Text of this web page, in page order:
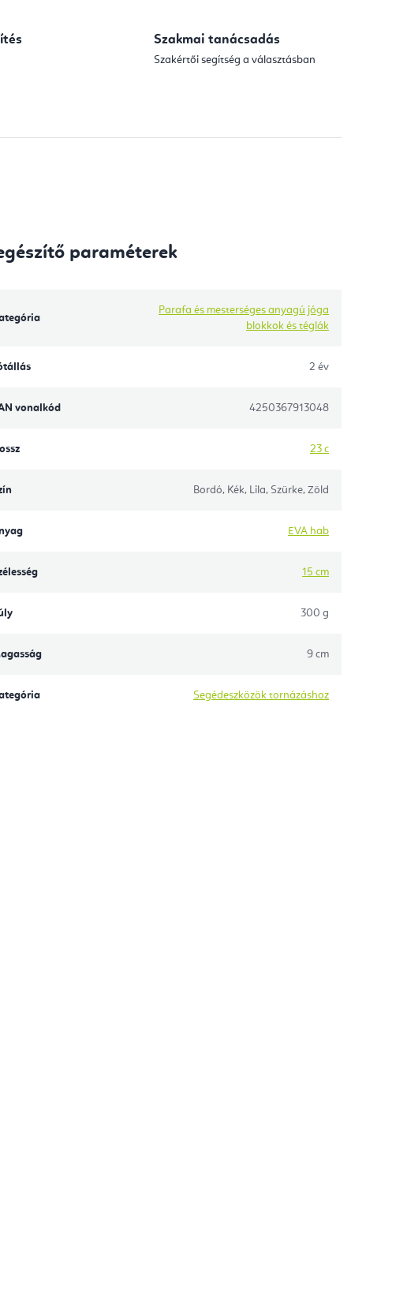
Szakmai tanácsadás
Szakértői segítség a választásban
paraméterek
Parafa és mesterséges anyagú jóga
blokkok és téglák
2 év
vonalkód 4250367913048
23 c
Bordó, Kék, Lila, Szürke, Zöld
EVA hab
15 cm
300 g
9 cm
Segédeszközök tornázáshoz